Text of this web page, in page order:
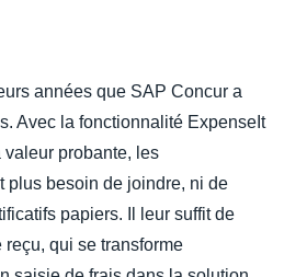
années que SAP Concur a
Avec la fonctionnalité ExpenseIt
probante, les
plus besoin de joindre, ni de
papiers. Il leur suffit de
reçu, qui se transforme